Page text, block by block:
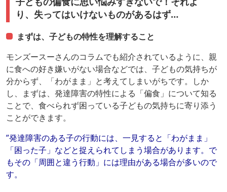
り、失ってはいけないものがあるはず…
まずは、子どもの特性を理解すること
モンズースーさんのコラムでも紹介されているように、親
に食への好き嫌いがない場合などでは、子どもの気持ちが
分からず、「わがまま」と考えてしまいがちです。しか
し、まずは、発達障害の特性による「偏食」について知る
ことで、食べられず困っている子どもの気持ちに寄り添う
ことができます。
”発達障害のある子の行動には、一見すると「わがまま」
「困った子」などと捉えられてしまう場合があります。で
もその「周囲と違う行動」には理由がある場合が多いので
す。